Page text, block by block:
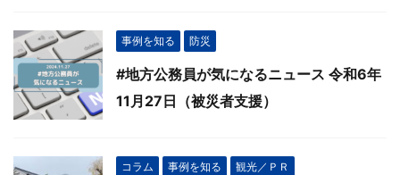
事例を知る 防災
#地方公務員が気になるニュース 令和6年
11月27日（被災者支援）
コラム 事例を知る 観光／ＰＲ